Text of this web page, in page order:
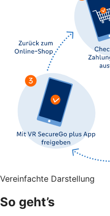
Vereinfachte Darstellung
So geht’s